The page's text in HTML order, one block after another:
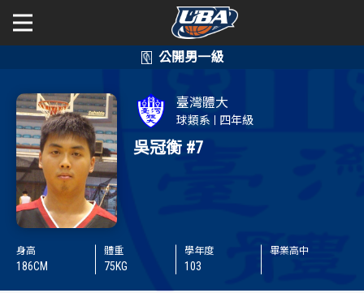
公開男一級 賽事資訊
賽程表
球隊資訊
公開女一級
賽事資訊
賽程表
球隊資訊
二級與一般組
臺灣體大
球類系 四年級
吳冠衡 #7
身高
186CM
體重
75KG
學年度
103
畢業高中